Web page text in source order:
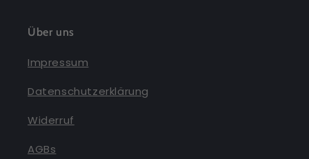
Über uns
Impressum
Datenschutzerklärung
Widerruf
AGBs